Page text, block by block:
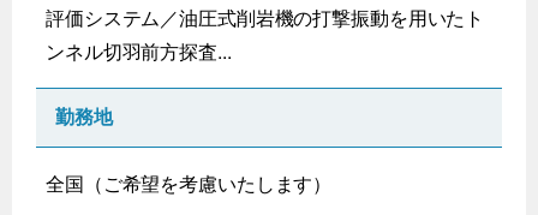
評価システム／油圧式削岩機の打撃振動を用いたト
ンネル切羽前方探査...
勤務地
全国（ご希望を考慮いたします）